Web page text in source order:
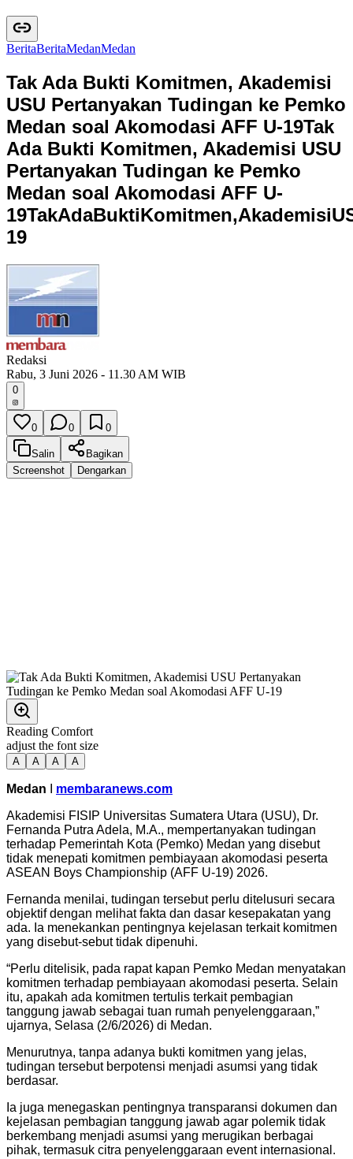
BeritaBeritaMedanMedan
Tak Ada Bukti Komitmen, Akademisi
USU Pertanyakan Tudingan ke Pemko
Medan soal Akomodasi AFF U-19Tak
Ada Bukti Komitmen, Akademisi USU
Pertanyakan Tudingan ke Pemko
Medan soal Akomodasi AFF U-
19TakAdaBuktiKomitmen,AkademisiU
19
Redaksi
Rabu, 3 Juni 2026 - 11.30 AM WIB
0
0 0 0
Salin
Bagikan
Screenshot
Dengarkan
Reading Comfort
adjust the font size
A A A A
Medan
membaranews.com
Akademisi FISIP Universitas Sumatera Utara (USU), Dr.
Fernanda Putra Adela, M.A., mempertanyakan tudingan
terhadap Pemerintah Kota (Pemko) Medan yang disebut
tidak menepati komitmen pembiayaan akomodasi peserta
ASEAN Boys Championship (AFF U-19) 2026.
Fernanda menilai, tudingan tersebut perlu ditelusuri secara
objektif dengan melihat fakta dan dasar kesepakatan yang
ada. Ia menekankan pentingnya kejelasan terkait komitmen
yang disebut-sebut tidak dipenuhi.
“Perlu ditelisik, pada rapat kapan Pemko Medan menyatakan
komitmen terhadap pembiayaan akomodasi peserta. Selain
itu, apakah ada komitmen tertulis terkait pembagian
tanggung jawab sebagai tuan rumah penyelenggaraan,”
ujarnya, Selasa (2/6/2026) di Medan.
Menurutnya, tanpa adanya bukti komitmen yang jelas,
tudingan tersebut berpotensi menjadi asumsi yang tidak
berdasar.
Ia juga menegaskan pentingnya transparansi dokumen dan
kejelasan pembagian tanggung jawab agar polemik tidak
berkembang menjadi asumsi yang merugikan berbagai
pihak, termasuk citra penyelenggaraan event internasional.